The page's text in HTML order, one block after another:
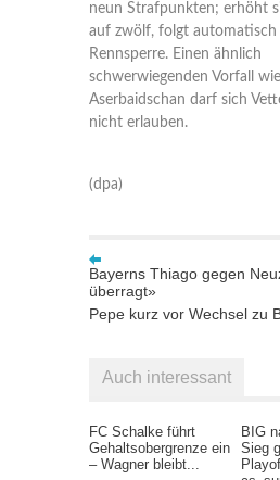
neun Strafpunkten; erhöht
auf zwölf, folgt automatisch
Rennsperre. Einen ähnlich
schwerwiegenden Vorfall
Aserbaidschan darf sich
nicht erlauben.
(dpa)
Bayerns Thiago gegen
überragt»
Pepe kurz vor Wechsel zu
Auch interessant
FC Schalke führt
Gehaltsobergrenze ein
– Wagner bleibt...
BIG
Sieg